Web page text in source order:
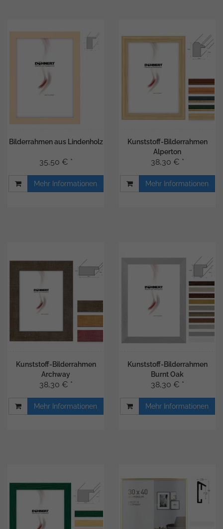
Bilderrahmen aus Lindenholz
35,50 € *
Mehr Informationen
Kunststoff-Bilderrahmen
Alperton
38,30 € *
Mehr Informationen
Kunststoff-Bilderrahmen
Archway
38,30 € *
Mehr Informationen
Kunststoff-Bilderrahmen
Burnt Oak
38,30 € *
Mehr Informationen